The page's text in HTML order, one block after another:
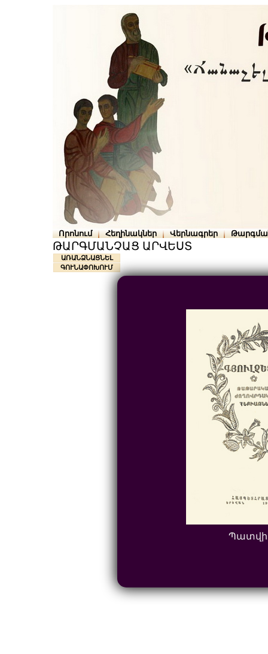
Որոնում Հեղինակներ Վերնագրեր
ԹԱՐԳՄԱՆՉԱՑ ԱՐՎԵՍՏ
ԱՌԱՆՁՆԱՑՆԵԼ
ԳՈՒՆԱՓՈԽՈՒՄ